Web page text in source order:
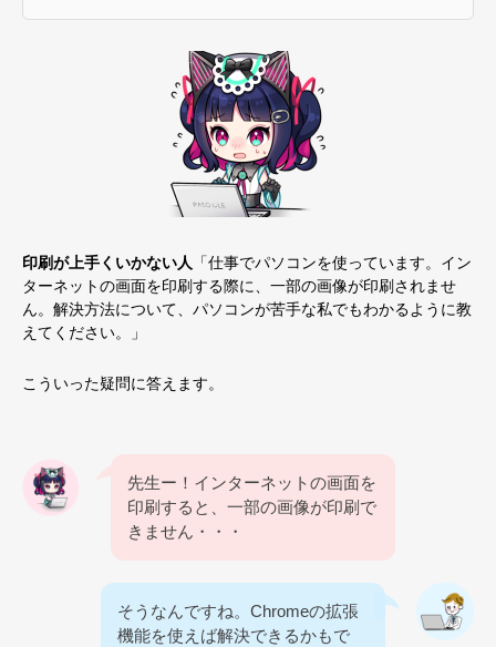
印刷が上手くいかない人
「仕事でパソコンを使っています。イン
ターネットの画面を印刷する際に、一部の画像が印刷されませ
ん。解決方法について、パソコンが苦手な私でもわかるように教
えてください。」
こういった疑問に答えます。
先生ー！インターネットの画面を
印刷すると、一部の画像が印刷で
きません・・・
そうなんですね。Chromeの拡張
機能を使えば解決できるかもで